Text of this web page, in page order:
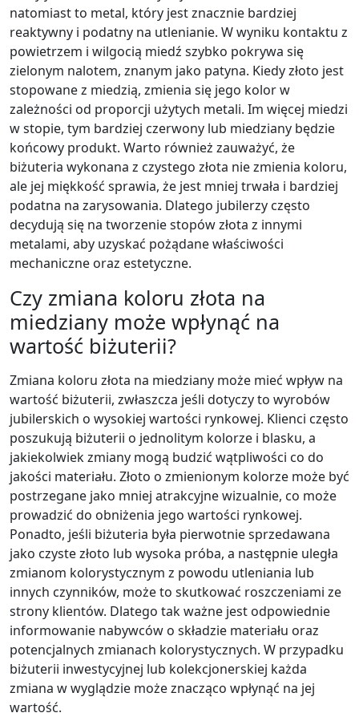
natomiast to metal, który jest znacznie bardziej
reaktywny i podatny na utlenianie. W wyniku kontaktu z
powietrzem i wilgocią miedź szybko pokrywa się
zielonym nalotem, znanym jako patyna. Kiedy złoto jest
stopowane z miedzią, zmienia się jego kolor w
zależności od proporcji użytych metali. Im więcej miedzi
w stopie, tym bardziej czerwony lub miedziany będzie
końcowy produkt. Warto również zauważyć, że
biżuteria wykonana z czystego złota nie zmienia koloru,
ale jej miękkość sprawia, że jest mniej trwała i bardziej
podatna na zarysowania. Dlatego jubilerzy często
decydują się na tworzenie stopów złota z innymi
metalami, aby uzyskać pożądane właściwości
mechaniczne oraz estetyczne.
Czy zmiana koloru złota na
miedziany może wpłynąć na
wartość biżuterii?
Zmiana koloru złota na miedziany może mieć wpływ na
wartość biżuterii, zwłaszcza jeśli dotyczy to wyrobów
jubilerskich o wysokiej wartości rynkowej. Klienci często
poszukują biżuterii o jednolitym kolorze i blasku, a
jakiekolwiek zmiany mogą budzić wątpliwości co do
jakości materiału. Złoto o zmienionym kolorze może być
postrzegane jako mniej atrakcyjne wizualnie, co może
prowadzić do obniżenia jego wartości rynkowej.
Ponadto, jeśli biżuteria była pierwotnie sprzedawana
jako czyste złoto lub wysoka próba, a następnie uległa
zmianom kolorystycznym z powodu utleniania lub
innych czynników, może to skutkować roszczeniami ze
strony klientów. Dlatego tak ważne jest odpowiednie
informowanie nabywców o składzie materiału oraz
potencjalnych zmianach kolorystycznych. W przypadku
biżuterii inwestycyjnej lub kolekcjonerskiej każda
zmiana w wyglądzie może znacząco wpłynąć na jej
wartość.